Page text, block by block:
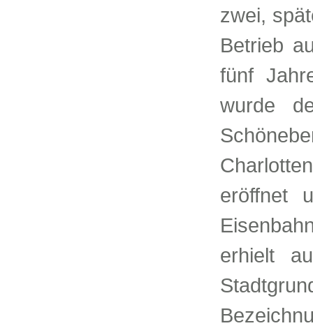
zwei,
Betrieb
fünf
wurde
eröffnet
erhielt